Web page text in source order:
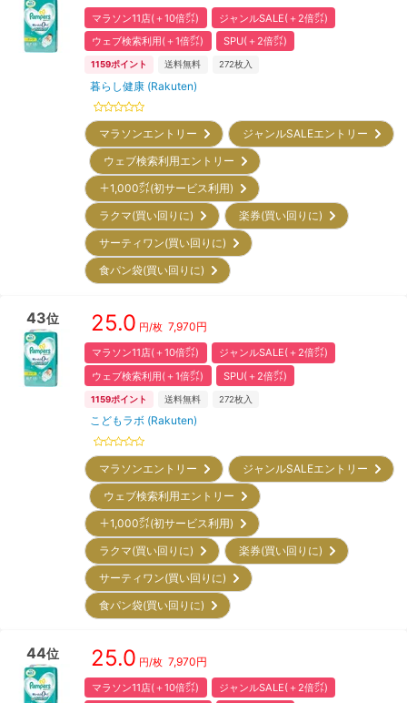
マラソン11店(＋10倍㌽)
ジャンルSALE(＋2倍㌽)
ウェブ検索利用(＋1倍㌽)
SPU(＋2倍㌽)
1159ポイント 送料無料 272枚入
暮らし健康 (Rakuten)
マラソンエントリー
ジャンルSALEエントリー
ウェブ検索利用エントリー
＋1,000㌽(初サービス利用)
ラクマ(買い回りに)
楽券(買い回りに)
サーティワン(買い回りに)
食パン袋(買い回りに)
43位 25.0 円/枚 7,970円
マラソン11店(＋10倍㌽)
ジャンルSALE(＋2倍㌽)
ウェブ検索利用(＋1倍㌽)
SPU(＋2倍㌽)
1159ポイント 送料無料 272枚入
こどもラボ (Rakuten)
マラソンエントリー
ジャンルSALEエントリー
ウェブ検索利用エントリー
＋1,000㌽(初サービス利用)
ラクマ(買い回りに)
楽券(買い回りに)
サーティワン(買い回りに)
食パン袋(買い回りに)
44位 25.0 円/枚 7,970円
マラソン11店(＋10倍㌽)
ジャンルSALE(＋2倍㌽)